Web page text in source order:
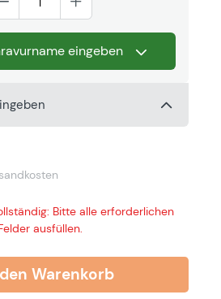
eingeben
Bitte alle erforderlichen
ausfüllen.
Warenkorb